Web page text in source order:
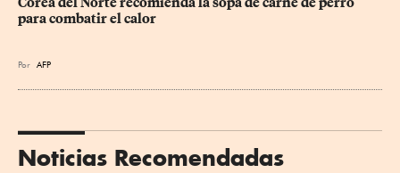
para combatir el calor
Por AFP
Noticias Recomendadas